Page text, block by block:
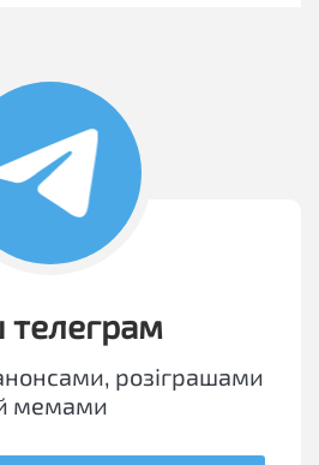
розіграшами
мемами